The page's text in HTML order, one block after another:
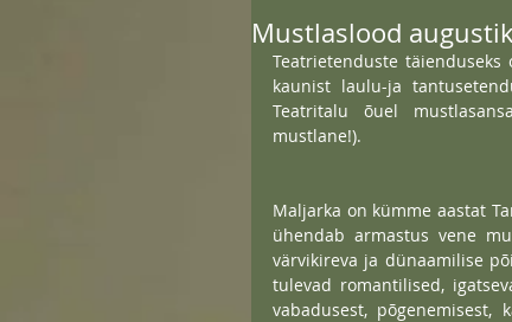
Mustlaslood
Teatrietenduste
kaunist laulu-ja
Teatritalu õuel
mustlane!).
Maljarka on kümme aastat
ühendab armastus vene
värvikireva ja dünaamilise
tulevad romantilised,
vabadusest,